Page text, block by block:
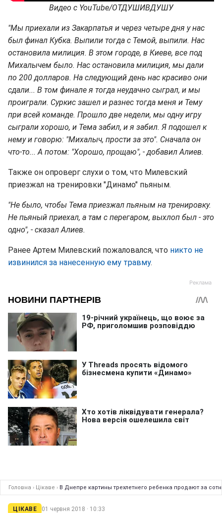
Видео с YouTube/ОТДУШИВДУШУ
"Мы приехали из Закарпатья и через четыре дня у нас
был финал Кубка. Выпили тогда с Темой, выпили. Нас
остановила милиция. В этом городе, в Киеве, все под
Михалычем было. Нас остановила милиция, мы дали
по 200 долларов. На следующий день нас красиво они
сдали... В том финале я тогда неудачно сыграл, и мы
проиграли. Суркис зашел и разнес тогда меня и Тему
при всей команде. Прошло две недели, мы одну игру
сыграли хорошо, и Тема забил, и я забил. Я подошел к
нему и говорю: "Михалыч, прости за это". Сначала он
что-то... А потом: "Хорошо, прощаю", - добавил Алиев.
Также он опроверг слухи о том, что Милевский
приезжал на тренировки "Динамо" пьяным.
"Не было, чтобы Тема приезжал пьяным на тренировку.
Не пьяный приехал, а там с перегаром, выхлоп был - это
одно", - сказал Алиев.
Ранее Артем Милевский пожаловался, что никто не
извинился за нанесенную ему травму.
Головна › Цікаве › В Днепре картины трехлетнего ребенка продают за
ЦІКАВЕ 01 червня 2018 · 10:33